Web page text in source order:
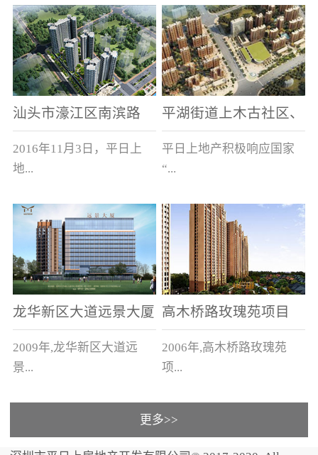
建筑面积5万多平方米。
汕头市濠江区南滨路
2016年11月3日，平日上
地...
产以4.328亿元，在与保
利、中海、恒大、碧桂
园、龙光等品牌开发商的
竞争中，竞得汕头市濠江...
平湖街道上木古社区、
新木新村、新木老村
平日上地产积极响应国家
“...
旧村改造”号召，与上木古
社区、新木新村的有关单
位签订了城市更新合作意
向书，将进行总占地面积
约为1...
龙华新区大道远景大厦
及远景家园
2009年,龙华新区大道远
景...
大厦及远景家园3栋住宅1
栋商务大厦，建筑面积5万
高木桥路玫瑰苑项目
2006年,高木桥路玫瑰苑
项...
目 83栋别墅，建筑面积
更多>>